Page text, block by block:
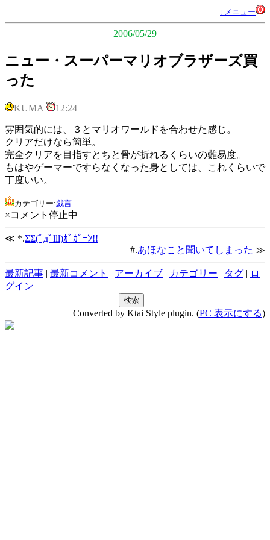
↓メニュー
2006/05/29
ニュー・スーパーマリオブラザーズ買
った
KUMA 12:24
雰囲気的には、３とマリオワールドを合わせた感じ。
クリアだけなら簡単。
完全クリアを目指すとちと骨が折れるくらいの難易度。
もはやゲーマーですらなくなった身としては、これくらいで
丁度いい。
カテゴリー:戯言
×コメント停止中
≪ *.ΣΣ(ﾟдﾟlll)ｶﾞｶﾞｰﾝ!!
#.あほなこと聞いてしまった ≫
最新記事 | 最新コメント | アーカイブ | カテゴリー | タグ | ロ
グイン
Converted by Ktai Style plugin. (PC 表示にする)